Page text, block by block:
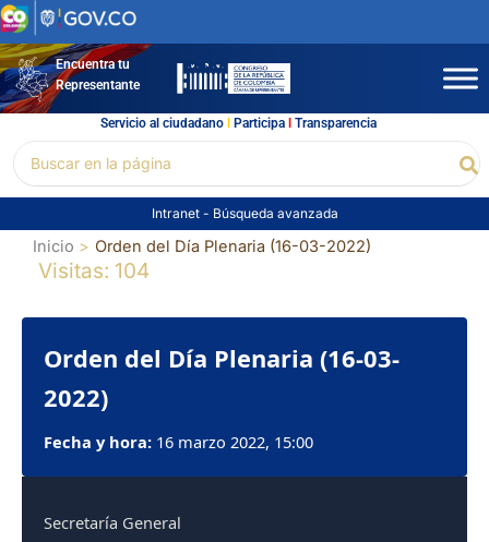
Ir
al
contenidoEncuentra tu
Representante
Servicio al ciudadano l Participal Transparencia
por:
Intranet - Búsqueda avanzada
Inicio Orden del Día Plenaria (16-03-2022)
Visitas: 104
Orden del Día Plenaria (16-03-
2022)
Fecha y hora: 16 marzo 2022, 15:00
Secretaría General